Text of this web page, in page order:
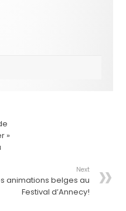
»
Next
animations belges au
Festival d’Annecy!